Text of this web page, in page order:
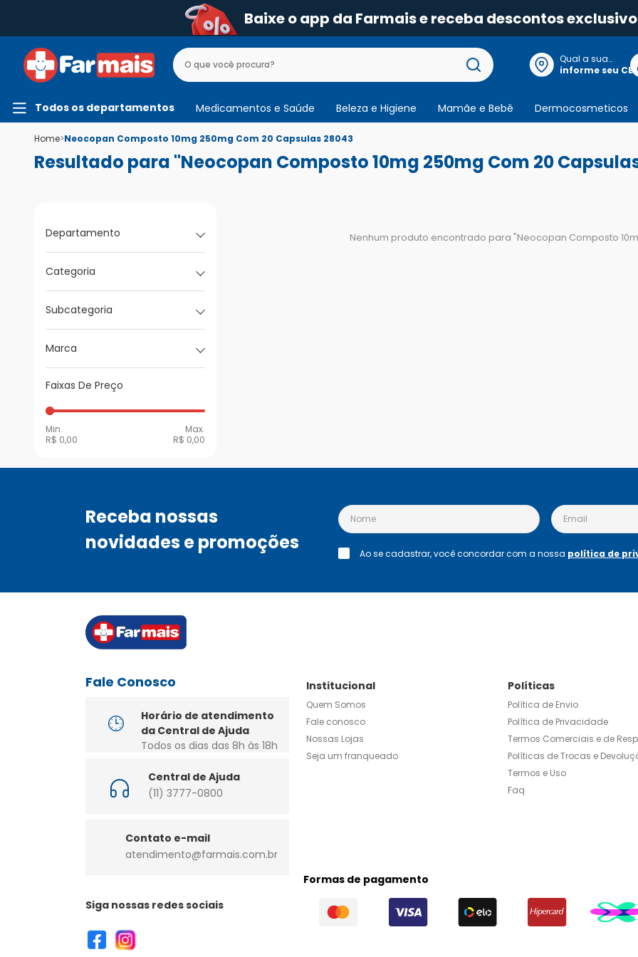
Baixe o app da Farmais e receba descontos
Qual a sua
localização?
informe seu CEP
Todos os departamentos Medicamentos e Saúde Beleza e Higiene Mamãe e Bebê Dermocosmeticos
Home>Neocopan Composto 10mg 250mg Com 20 Capsulas 28043
Resultado para "Neocopan Composto 10mg 250mg Com 20
Departamento
Categoria
Subcategoria
Marca
Faixas De Preço
Min.
R$ 0,00
Max.
R$ 0,00
Nenhum produto encontrado para "Neocopan Composto
Receba nossas
novidades e promoções
Ao se cadastrar, você concordar com a nossa política de
Fale Conosco
Horário de atendimento
da Central de Ajuda
Todos os dias das 8h às 18h
Central de Ajuda
(11) 3777-0800
Contato e-mail
atendimento@farmais.com.br
Siga nossas redes sociais
Institucional
Quem Somos
Fale conosco
Nossas Lojas
Seja um franqueado
Políticas
Política de Envio
Política de Privacidade
Termos Comerciais e de
Políticas de Trocas e
Termos e Uso
Faq
Formas de pagamento